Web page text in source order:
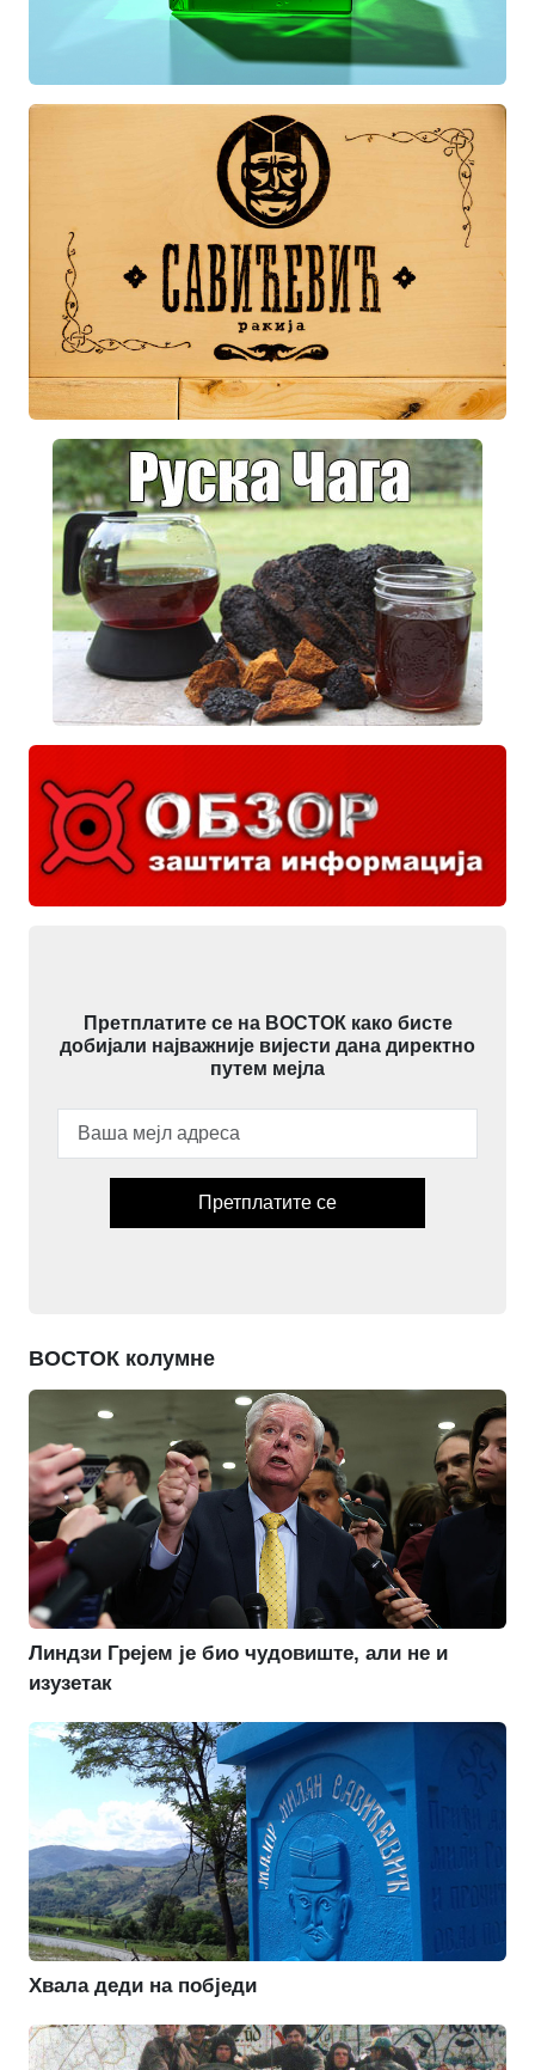
Претплатите се на ВОСТОК како бисте
добијали најважније вијести дана директно
путем мејла
Претплатите се
ВОСТОК колумне
Линдзи Грејем је био чудовиште, али не и
изузетак
Хвала деди на побједи